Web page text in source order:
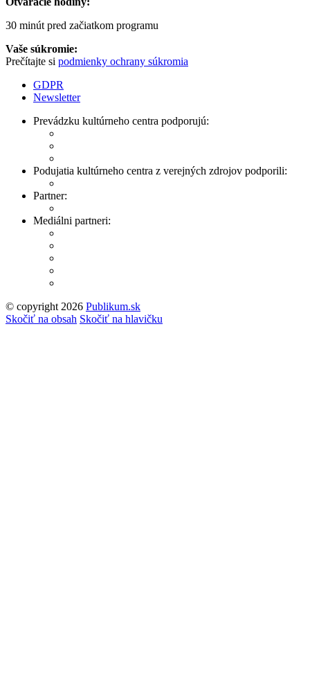
30 minút pred začiatkom programu
Vaše súkromie:
Prečítajte si podmienky ochrany súkromia
GDPR
Newsletter
Prevádzku kultúrneho centra podporujú:
Podujatia kultúrneho centra z verejných zdrojov podporili:
Partner:
Mediálni partneri:
© copyright 2026 Publikum.sk
Tvorba stránok: Enjoy
Skočiť na obsah Skočiť na hlavičku